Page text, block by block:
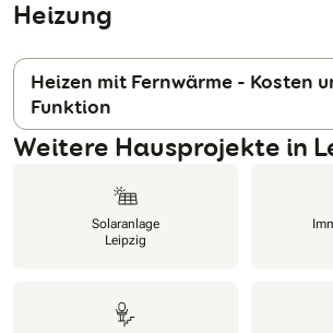
Heizung
Heizen mit Fernwärme - Kosten
Funktion
Weitere Hausprojekte in
Solaranlage
Leipzig